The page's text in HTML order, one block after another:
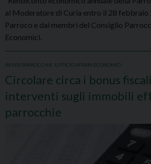
al Moderatore di Curia entro il 28
Parroco e dai membri del Consiglio
Economici.
AVVISI PARROCCHIE UFFICIO AFFARI ECONOMICI
Circolare circa i bonus
interventi sugli immobili
parrocchie